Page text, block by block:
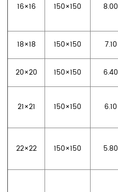
16×16 150×150 8.00
18×18 150×150 7.10
20×20 150×150 6.40
21×21 150×150 6.10
22×22 150×150 5.80